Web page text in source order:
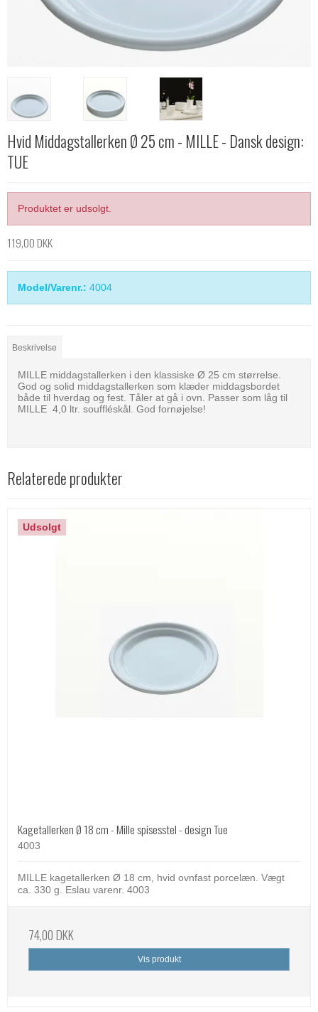
Hvid Middagstallerken Ø 25 cm - MILLE - Dansk design:
TUE
Produktet er udsolgt.
119,00 DKK
Model/Varenr.: 4004
Beskrivelse
MILLE middagstallerken i den klassiske Ø 25 cm størrelse.
God og solid middagstallerken som klæder middagsbordet
både til hverdag og fest. Tåler at gå i ovn. Passer som låg til
MILLE 4,0 ltr. souffléskål. God fornøjelse!
Relaterede produkter
Udsolgt
Kagetallerken Ø 18 cm - Mille spisesstel - design Tue
4003
MILLE kagetallerken Ø 18 cm, hvid ovnfast porcelæn. Vægt
ca. 330 g. Eslau varenr. 4003
74,00 DKK
Vis produkt